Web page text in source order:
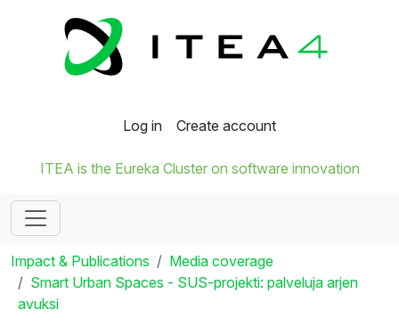
Log in Create account
ITEA is the Eureka Cluster on software innovation
Impact & Publications
Media coverage
Smart Urban Spaces - SUS-projekti: palveluja arjen
avuksi